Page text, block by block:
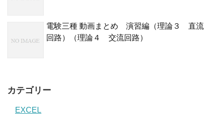
電験三種 動画まとめ 演習編（理論３ 直流
回路）（理論４ 交流回路）
カテゴリー
EXCEL